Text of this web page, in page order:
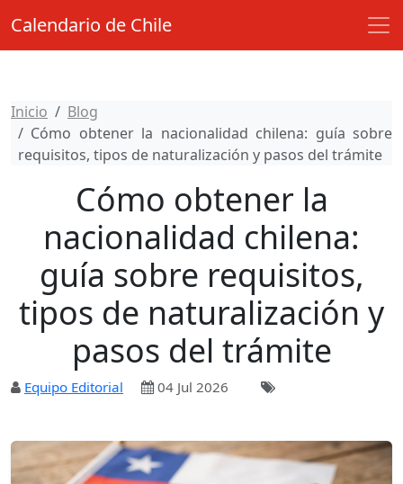
Calendario de Chile
Inicio
Blog
Cómo obtener la nacionalidad chilena: guía sobre
requisitos, tipos de naturalización y pasos del trámite
Cómo obtener la
nacionalidad chilena:
guía sobre requisitos,
tipos de naturalización y
pasos del trámite
Equipo Editorial 04 Jul 2026